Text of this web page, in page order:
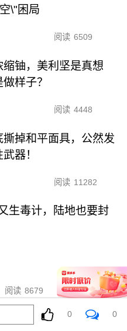
\"困局
阅读 6509
缩铀，美利坚是真想
样子？
阅读 4448
撕掉和平面具，公然发
器！
阅读 11282
生毒计，陆地也要封
阅读 8679 08-03
压阵，054B新锐亮
0 0